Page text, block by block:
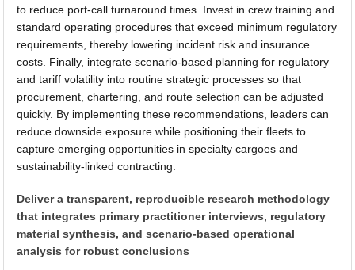
to reduce port-call turnaround times. Invest in crew training and
standard operating procedures that exceed minimum regulatory
requirements, thereby lowering incident risk and insurance
costs. Finally, integrate scenario-based planning for regulatory
and tariff volatility into routine strategic processes so that
procurement, chartering, and route selection can be adjusted
quickly. By implementing these recommendations, leaders can
reduce downside exposure while positioning their fleets to
capture emerging opportunities in specialty cargoes and
sustainability-linked contracting.
Deliver a transparent, reproducible research methodology
that integrates primary practitioner interviews, regulatory
material synthesis, and scenario-based operational
analysis for robust conclusions